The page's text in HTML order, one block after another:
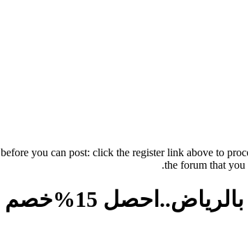
before you can post: click the register link above to
the forum that
15%خصم